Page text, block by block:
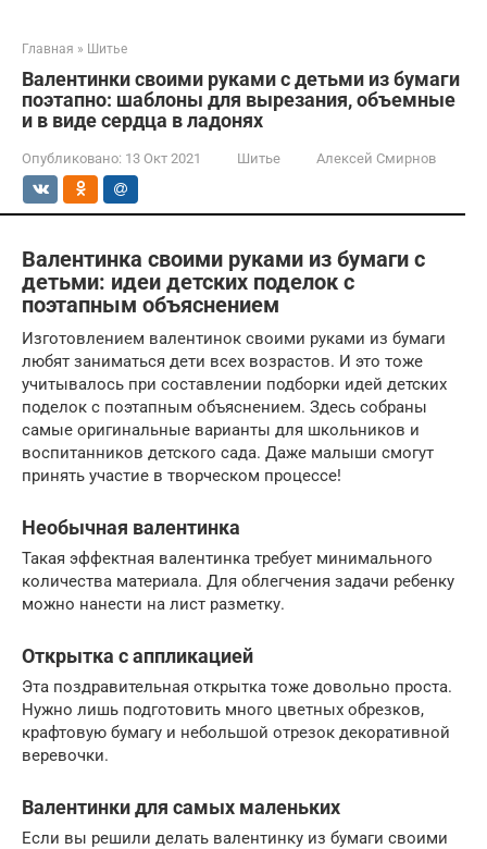
Главная » Шитье
Валентинки своими руками с детьми из бумаги
поэтапно: шаблоны для вырезания, объемные
и в виде сердца в ладонях
Опубликовано: 13 Окт 2021 Шитье Алексей Смирнов
Валентинка своими руками из бумаги с
детьми: идеи детских поделок с
поэтапным объяснением
Изготовлением валентинок своими руками из бумаги
любят заниматься дети всех возрастов. И это тоже
учитывалось при составлении подборки идей детских
поделок с поэтапным объяснением. Здесь собраны
самые оригинальные варианты для школьников и
воспитанников детского сада. Даже малыши смогут
принять участие в творческом процессе!
Необычная валентинка
Такая эффектная валентинка требует минимального
количества материала. Для облегчения задачи ребенку
можно нанести на лист разметку.
Открытка с аппликацией
Эта поздравительная открытка тоже довольно проста.
Нужно лишь подготовить много цветных обрезков,
крафтовую бумагу и небольшой отрезок декоративной
веревочки.
Валентинки для самых маленьких
Если вы решили делать валентинку из бумаги своими